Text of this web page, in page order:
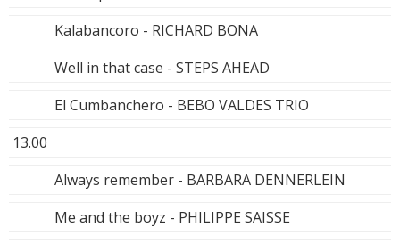
Kalabancoro - RICHARD BONA
Well in that case - STEPS AHEAD
El Cumbanchero - BEBO VALDES TRIO
13.00
Always remember - BARBARA DENNERLEIN
Me and the boyz - PHILIPPE SAISSE